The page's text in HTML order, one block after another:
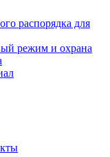
распорядка для
режим и охрана